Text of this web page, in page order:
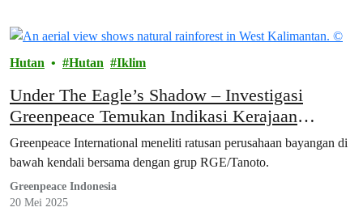
Hutan Hutan Iklim
Under The Eagle’s Shadow – Investigasi
Greenpeace Temukan Indikasi Kerajaan
Bayangan RGE yang Mengancam Hutan
Indonesia
Greenpeace International meneliti ratusan perusahaan bayangan di
bawah kendali bersama dengan grup RGE/Tanoto.
Greenpeace Indonesia
20 Mei 2025